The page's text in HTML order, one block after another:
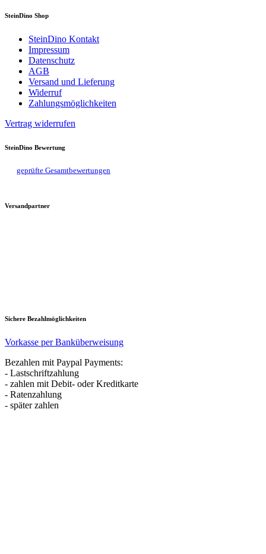
SteinDino Shop
SteinDino Kontakt
Impressum
Datenschutz
AGB
Versand und Lieferung
Widerruf
Zahlungsmöglichkeiten
Vertrag widerrufen
SteinDino Bewertung
geprüfte Gesamtbewertungen
Versandpartner
Sichere Bezahlmöglichkeiten
Vorkasse per Banküberweisung
Bezahlen mit Paypal Payments:
- Lastschriftzahlung
- zahlen mit Debit- oder Kreditkarte
- Ratenzahlung
- später zahlen